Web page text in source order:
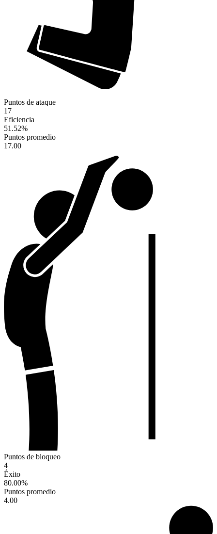
Puntos de ataque
17
Eficiencia
51.52%
Puntos promedio
17.00
Puntos de bloqueo
4
Éxito
80.00%
Puntos promedio
4.00